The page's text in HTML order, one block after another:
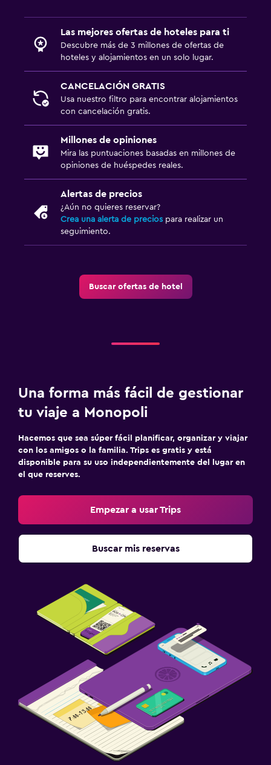
Las mejores ofertas de hoteles para ti
Descubre más de 3 millones de ofertas de
hoteles y alojamientos en un solo lugar.
CANCELACIÓN GRATIS
Usa nuestro filtro para encontrar alojamientos
con cancelación gratis.
Millones de opiniones
Mira las puntuaciones basadas en millones de
opiniones de huéspedes reales.
Alertas de precios
¿Aún no quieres reservar?
Crea una alerta de precios para realizar un
seguimiento.
Buscar ofertas de hotel
Una forma más fácil de gestionar
tu viaje a Monopoli
Hacemos que sea súper fácil planificar, organizar y viajar
con los amigos o la familia. Trips es gratis y está
disponible para su uso independientemente del lugar en
el que reserves.
Empezar a usar Trips
Buscar mis reservas